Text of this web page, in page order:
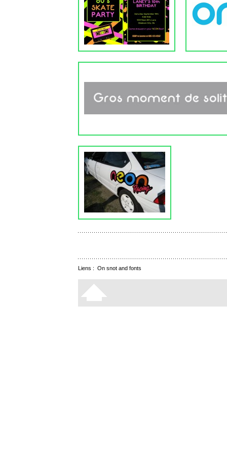
Liens : On snot and fonts